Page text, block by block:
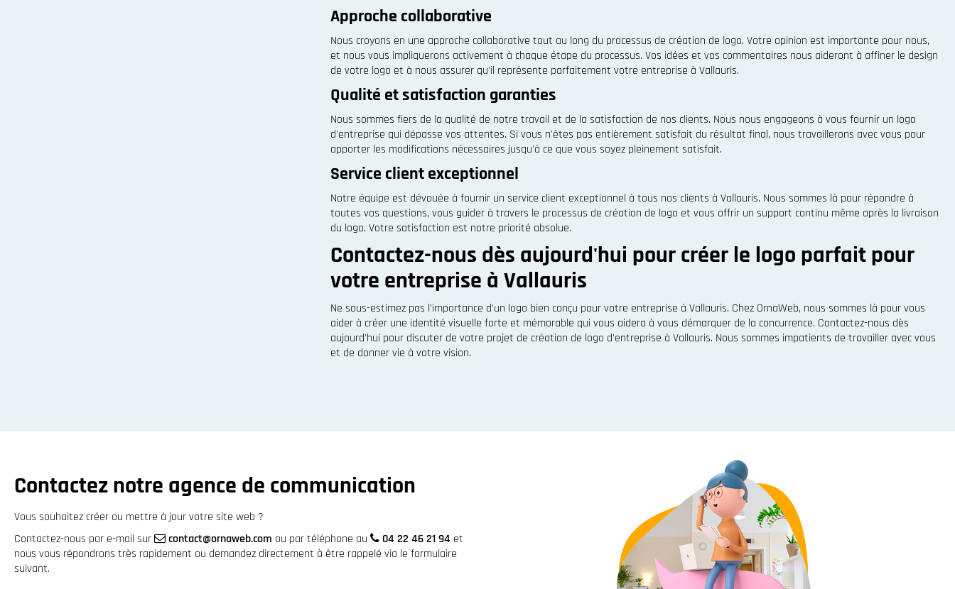
Approche collaborative
Nous croyons en une approche collaborative tout au long du processus de création de logo. Votre opinion est importante pour nous,
et nous vous impliquerons activement à chaque étape du processus. Vos idées et vos commentaires nous aideront à affiner le design
de votre logo et à nous assurer qu'il représente parfaitement votre entreprise à Vallauris.
Qualité et satisfaction garanties
Nous sommes fiers de la qualité de notre travail et de la satisfaction de nos clients. Nous nous engageons à vous fournir un logo
d'entreprise qui dépasse vos attentes. Si vous n'êtes pas entièrement satisfait du résultat final, nous travaillerons avec vous pour
apporter les modifications nécessaires jusqu'à ce que vous soyez pleinement satisfait.
Service client exceptionnel
Notre équipe est dévouée à fournir un service client exceptionnel à tous nos clients à Vallauris. Nous sommes là pour répondre à
toutes vos questions, vous guider à travers le processus de création de logo et vous offrir un support continu même après la livraison
du logo. Votre satisfaction est notre priorité absolue.
Contactez-nous dès aujourd'hui pour créer le logo parfait pour
votre entreprise à Vallauris
Ne sous-estimez pas l'importance d'un logo bien conçu pour votre entreprise à Vallauris. Chez OrnaWeb, nous sommes là pour vous
aider à créer une identité visuelle forte et mémorable qui vous aidera à vous démarquer de la concurrence. Contactez-nous dès
aujourd'hui pour discuter de votre projet de création de logo d'entreprise à Vallauris. Nous sommes impatients de travailler avec vous
et de donner vie à votre vision.
Contactez notre agence de communication
Vous souhaitez créer ou mettre à jour votre site web ?
Contactez-nous par e-mail sur
contact@ornaweb.com ou par téléphone au 04 22 46 21 94 et
nous vous répondrons très rapidement ou demandez directement à être rappelé via le formulaire
suivant.